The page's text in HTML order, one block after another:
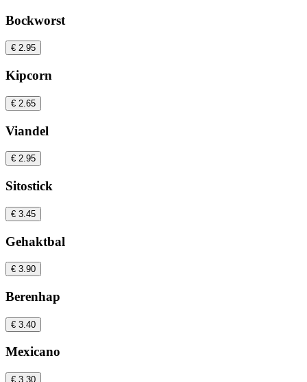
Bockworst
€ 2.95
Kipcorn
€ 2.65
Viandel
€ 2.95
Sitostick
€ 3.45
Gehaktbal
€ 3.90
Berenhap
€ 3.40
Mexicano
€ 3.30